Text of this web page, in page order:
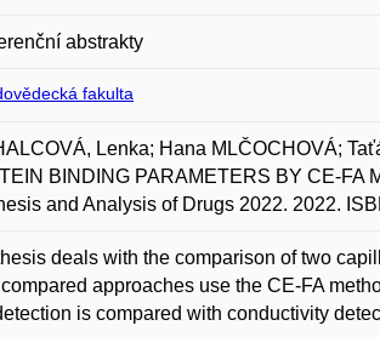
abstrakty
fakulta
Lenka; Hana MLČOCHOVÁ;
BINDING PARAMETERS BY CE-FA
and Analysis of Drugs 2022. 2022.
deals with the comparison of two
approaches use the CE-FA
is compared with conductivity